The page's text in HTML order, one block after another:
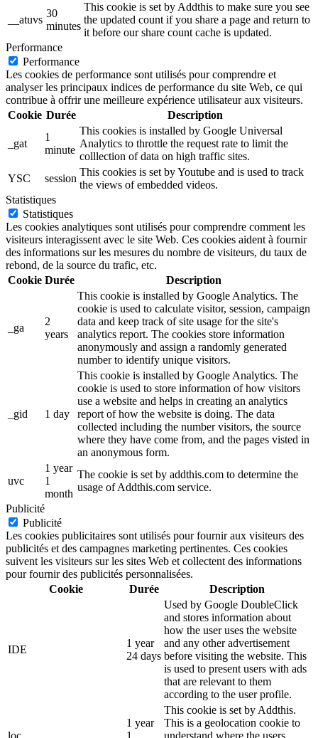
__atuvs
30
minutes
This cookie is set by Addthis to make sure you see
the updated count if you share a page and return to
it before our share count cache is updated.
Performance
Performance
Les cookies de performance sont utilisés pour comprendre et
analyser les principaux indices de performance du site Web, ce qui
contribue à offrir une meilleure expérience utilisateur aux visiteurs.
Cookie Durée Description
_gat
1
minute
This cookies is installed by Google Universal
Analytics to throttle the request rate to limit the
colllection of data on high traffic sites.
YSC
session
This cookies is set by Youtube and is used to track
the views of embedded videos.
Statistiques
Statistiques
Les cookies analytiques sont utilisés pour comprendre comment les
visiteurs interagissent avec le site Web. Ces cookies aident à fournir
des informations sur les mesures du nombre de visiteurs, du taux de
rebond, de la source du trafic, etc.
Cookie Durée Description
_ga
2
years
This cookie is installed by Google Analytics. The
cookie is used to calculate visitor, session, campaign
data and keep track of site usage for the site's
analytics report. The cookies store information
anonymously and assign a randomly generated
number to identify unique visitors.
_gid 1 day
This cookie is installed by Google Analytics. The
cookie is used to store information of how visitors
use a website and helps in creating an analytics
report of how the website is doing. The data
collected including the number visitors, the source
where they have come from, and the pages visted in
an anonymous form.
uvc
1 year
1
month
The cookie is set by addthis.com to determine the
usage of Addthis.com service.
Publicité
Publicité
Les cookies publicitaires sont utilisés pour fournir aux visiteurs des
publicités et des campagnes marketing pertinentes. Ces cookies
suivent les visiteurs sur les sites Web et collectent des informations
pour fournir des publicités personnalisées.
Cookie
Durée Description
IDE
1 year
24 days
Used by Google DoubleClick
and stores information about
how the user uses the website
and any other advertisement
before visiting the website. This
is used to present users with ads
that are relevant to them
according to the user profile.
1 year
This cookie is set by Addthis.
This is a geolocation cookie to